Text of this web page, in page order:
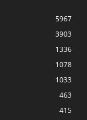
5967
3903
1336
1078
1033
463
415